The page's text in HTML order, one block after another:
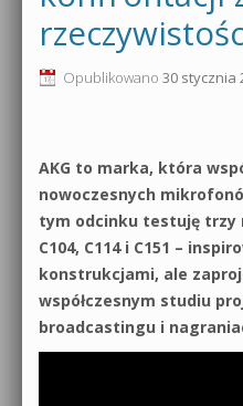
Produkcja muzyczna od
Dubstep z syntezatorem
Kontakt 5 Kompendium
Pakiety
0dB.pl - informacje
Newsletter
Archiwum aktualności
Polityka prywatności
Regulamin
Działanie sklepu
Opublikowano 30 stycznia
AKG to marka, która
nowoczesnych
tym odcinku testuję trzy
C104, C114 i C151 –
konstrukcjami, ale
współczesnym studiu
broadcastingu i